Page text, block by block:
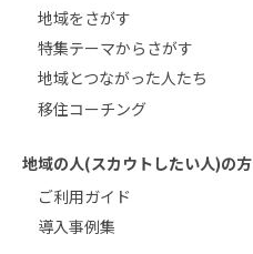
地域をさがす
特集テーマからさがす
地域とつながった人たち
移住コーチング
地域の人(スカウトしたい人)の方
ご利用ガイド
導入事例集